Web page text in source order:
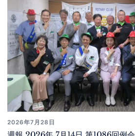
2026年7月28日